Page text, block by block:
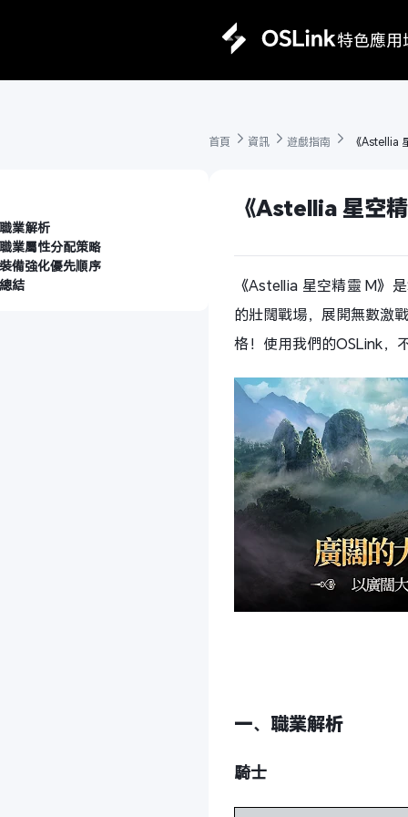
特色應用
業解析
業屬性分配策略
備強化優先順序
結
首頁 資訊 遊戲指南 《Astellia
《Astellia 星空
《Astellia 星空精靈 M》
的壯闊戰場，展開無數激
格！使用我們的OSLink，
一、職業解析
騎士